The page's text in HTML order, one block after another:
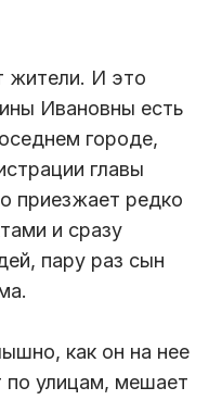
жители. И это
Ивановны есть
городе,
главы
приезжает редко
и сразу
пару раз сын
как он на нее
по улицам, мешает